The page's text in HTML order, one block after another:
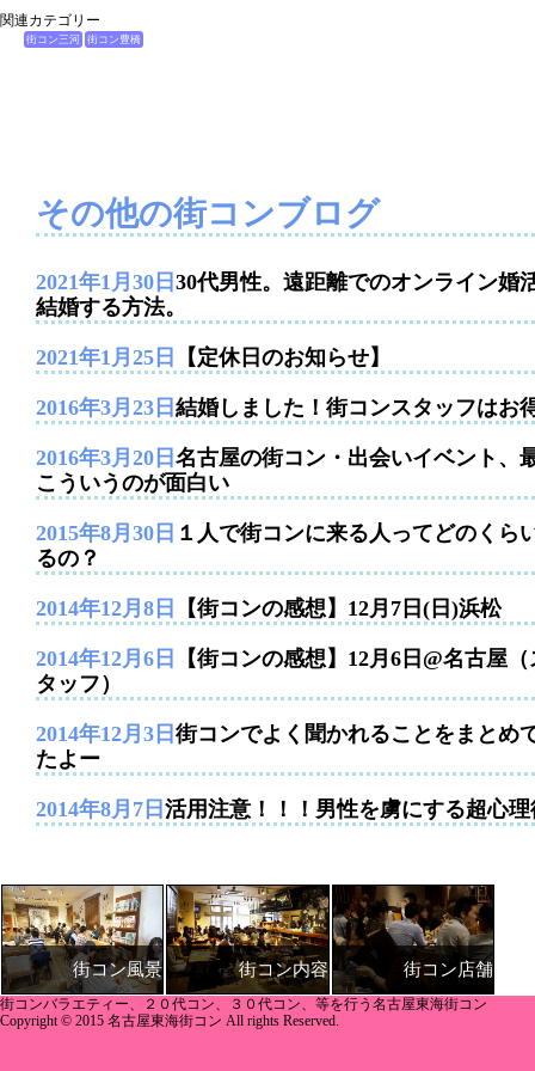
関連カテゴリー
街コン三河 街コン豊橋
その他の街コンブログ
2021年1月30日 30代男性。遠距離でのオンライン婚
結婚する方法。
2021年1月25日 【定休日のお知らせ】
2016年3月23日 結婚しました！街コンスタッフはお
2016年3月20日 名古屋の街コン・出会いイベント、
こういうのが面白い
2015年8月30日 １人で街コンに来る人ってどのくら
るの？
2014年12月8日 【街コンの感想】12月7日(日)浜松
2014年12月6日
【街コンの感想】12月6日@名古屋（
タッフ）
2014年12月3日 街コンでよく聞かれることをまとめ
たよー
2014年8月7日 活用注意！！！男性を虜にする超心理
街コン風景 街コン内容 街コン店舗
街コンバラエティー、２０代コン、３０代コン、等を行う名古屋東海街コン
Copyright © 2015 名古屋東海街コン All rights Reserved.